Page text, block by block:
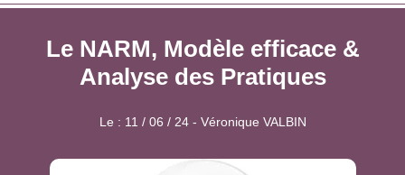
Le NARM, Modèle efficace &
Analyse des Pratiques
Le : 11 / 06 / 24- Véronique VALBIN